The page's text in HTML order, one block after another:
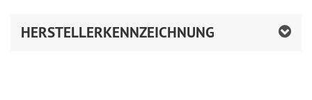
HERSTELLERKENNZEICHNUNG